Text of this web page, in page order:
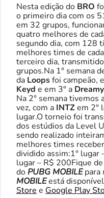
Nesta edição do BRO
o primeiro dia com os
em 32 grupos,
quatro melhores de
segundo dia, com 128
melhores times de
terceiro dia,
grupos.Na 1° semana
da Loopsfoi campeão,
Keyd e em 3° a
Na 2° semana tivemos
vez, com a INTZem 2°
lugar.O torneio foi
dos estúdios da Level
sendo realizado
melhores times
dividido assim:1° lugar
lugar – R$ 200Fique
do PUBG MOBILEpara
MOBILEestá
Store e Google Play